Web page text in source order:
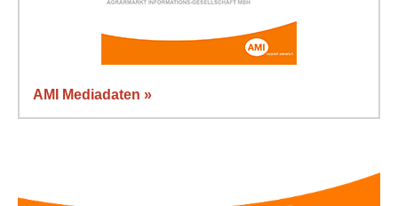
AMI Mediadaten »